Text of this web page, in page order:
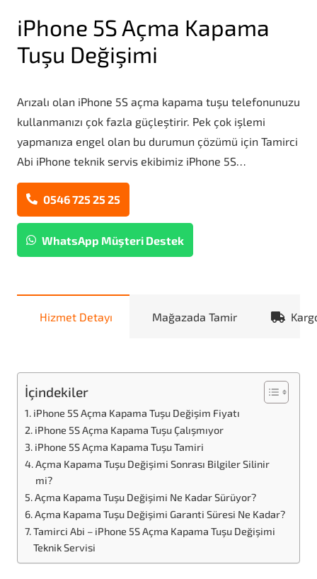
iPhone 5S Açma Kapama
Tuşu Değişimi
Arızalı olan iPhone 5S açma kapama tuşu telefonunuzu
kullanmanızı çok fazla güçleştirir. Pek çok işlemi
yapmanıza engel olan bu durumun çözümü için Tamirci
Abi iPhone teknik servis ekibimiz iPhone 5S…
0546 725 25 25
WhatsApp Müşteri Destek
Hizmet Detayı Mağazada Tamir
İçindekiler
iPhone 5S Açma Kapama Tuşu Değişim Fiyatı
iPhone 5S Açma Kapama Tuşu Çalışmıyor
iPhone 5S Açma Kapama Tuşu Tamiri
Açma Kapama Tuşu Değişimi Sonrası Bilgiler Silinir
mi?
Açma Kapama Tuşu Değişimi Ne Kadar Sürüyor?
Açma Kapama Tuşu Değişimi Garanti Süresi Ne Kadar?
Tamirci Abi – iPhone 5S Açma Kapama Tuşu Değişimi
Teknik Servisi